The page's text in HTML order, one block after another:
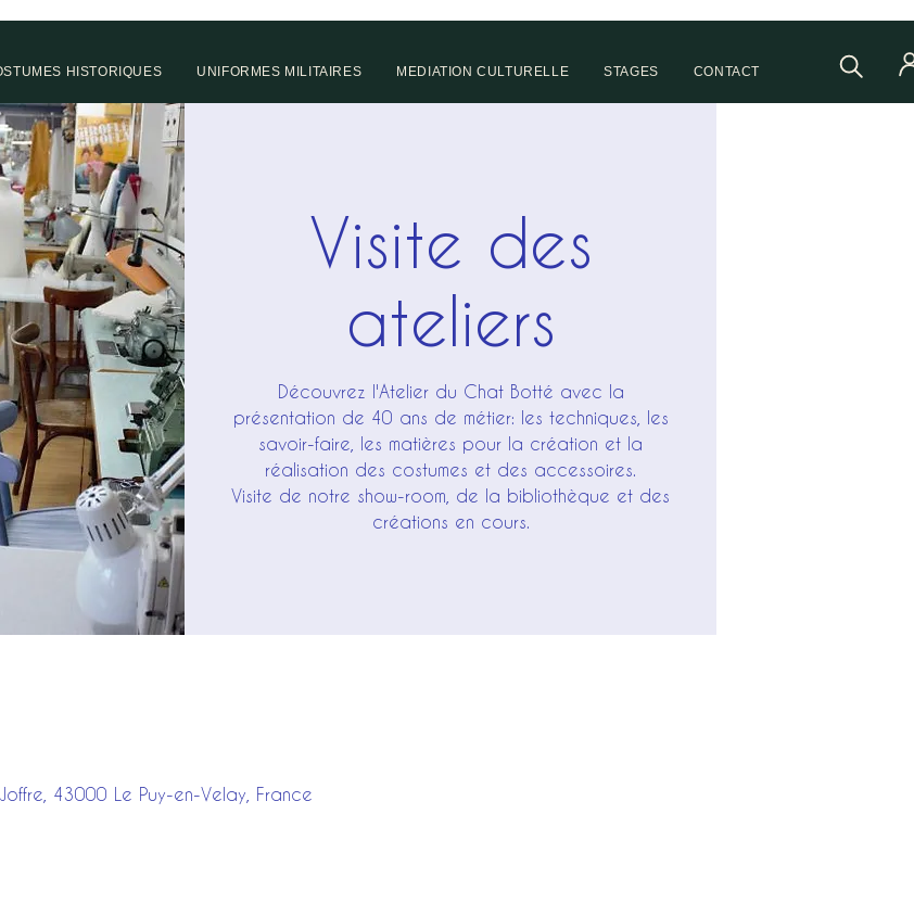
HISTORIQUES UNIFORMES MILITAIRES MEDIATION CULTURELLE STAGES CONTACT
Visite des
ateliers
Découvrez l'Atelier du Chat Botté avec la
présentation de 40 ans de métier: les techniques, les
savoir-faire, les matières pour la création et la
réalisation des costumes et des accessoires.
Visite de notre show-room, de la bibliothèque et des
créations en cours.
43000 Le Puy-en-Velay, France